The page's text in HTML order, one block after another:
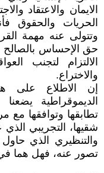
الايمان والاعتقاد
الحريات والحقوق
وتتولى عنه مهمة
حق الإحساس بالصالح
الالتزام لتجنب
والاختراع.
إن الاطلاع على
الديموقراطية
تطابقها وتوافقها مع
شقيها، التجريبي
والتنظيري الذي
تصور عنه، فهل هما